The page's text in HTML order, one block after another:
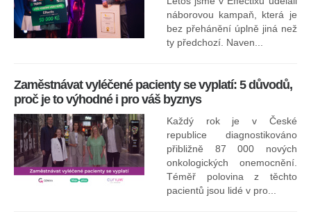
náborovou kampaň, která je
bez přehánění úplně jiná než
ty předchozí. Naven...
Zaměstnávat vyléčené pacienty se vyplatí: 5 důvodů,
proč je to výhodné i pro váš byznys
Každý rok je v České
republice diagnostikováno
přibližně 87 000 nových
onkologických onemocnění.
Téměř polovina z těchto
pacientů jsou lidé v pro...